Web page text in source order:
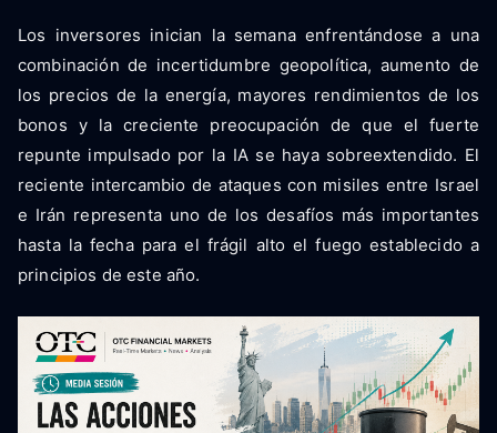
Los inversores inician la semana enfrentándose a una
combinación de incertidumbre geopolítica, aumento de
los precios de la energía, mayores rendimientos de los
bonos y la creciente preocupación de que el fuerte
repunte impulsado por la IA se haya sobreextendido. El
reciente intercambio de ataques con misiles entre Israel
e Irán representa uno de los desafíos más importantes
hasta la fecha para el frágil alto el fuego establecido a
principios de este año.